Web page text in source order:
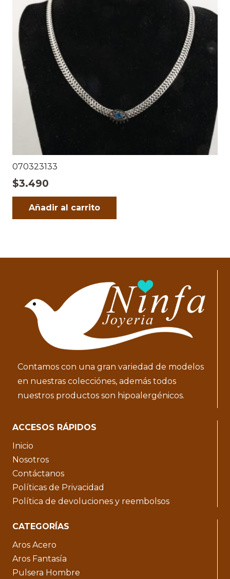
070323133
$3.490
Añadir al carrito
Contamos con una gran variedad de modelos
en nuestras colecciónes, además todos
nuestros productos son hipoalergénicos.
ACCESOS RÁPIDOS
Inicio
Nosotros
Contáctanos
Políticas de Privacidad
Política de devoluciones y reembolsos
CATEGORÍAS
Aros Acero
Aros Fantasía
Pulsera Hombre